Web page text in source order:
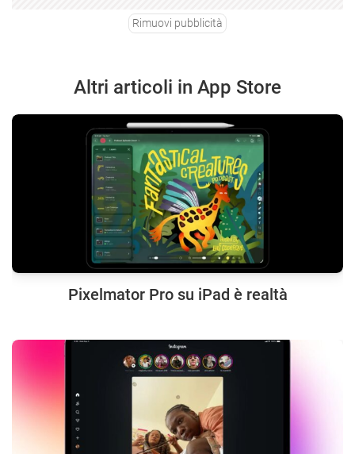
Rimuovi pubblicità
Altri articoli in App Store
Pixelmator Pro su iPad è realtà